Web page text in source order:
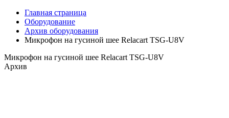
Главная страница
Оборудование
Архив оборудования
Микрофон на гусиной шее Relacart TSG-U8V
Микрофон на гусиной шее Relacart TSG-U8V
Архив